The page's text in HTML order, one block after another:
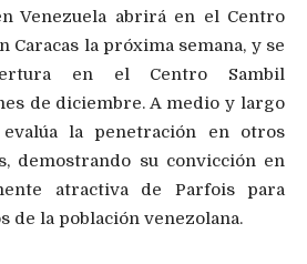
Venezuela abrirá en el Centro
Caracas la próxima semana, y se
en el Centro Sambil
de diciembre. A medio y largo
la penetración en otros
demostrando su convicción en
atractiva de Parfois para
de la población venezolana.